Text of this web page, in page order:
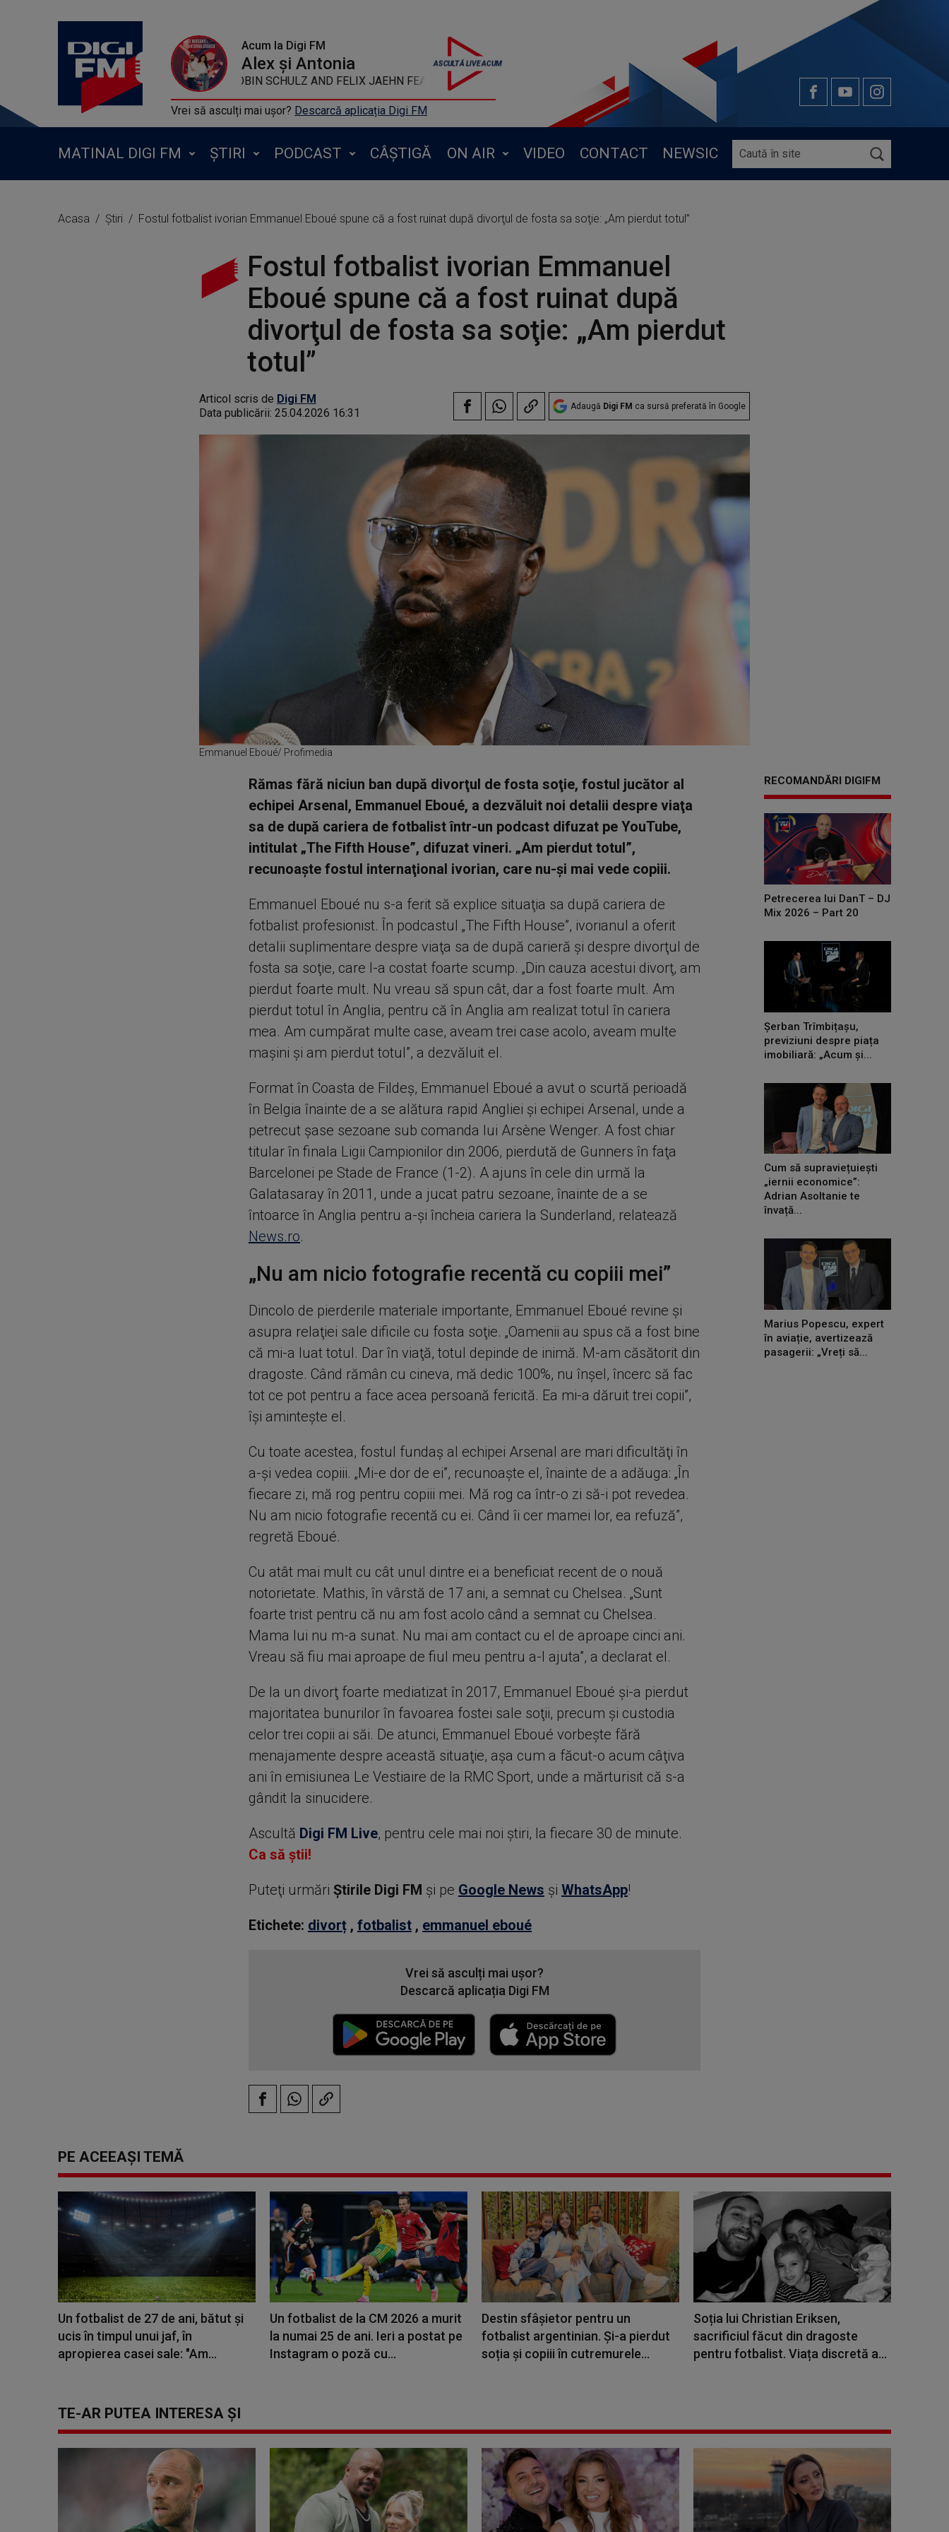
Acum la Digi FM
Alex și Antonia
ROBIN SCHULZ AND FELIX JAEHN FEAT ALIDA - One More Time
Vrei să asculți mai ușor? Descarcă aplicația Digi FM
MATINAL DIGI FM ȘTIRI PODCAST CÂȘTIGĂ ON AIR VIDEO CONTACT NEWSIC
Acasa Știri Fostul fotbalist ivorian Emmanuel Eboué spune că a fost ruinat după divorţul de fosta sa soţie: „Am pierdut totul”
Fostul fotbalist ivorian Emmanuel
Eboué spune că a fost ruinat după
divorţul de fosta sa soţie: „Am pierdut
totul”
Articol scris de Digi FM
Data publicării: 25.04.2026 16:31 Adaugă Digi FM ca sursă preferată în Google
Emmanuel Eboué/ Profimedia
Rămas fără niciun ban după divorţul de fosta soţie, fostul jucător al
echipei Arsenal, Emmanuel Eboué, a dezvăluit noi detalii despre viaţa
sa de după cariera de fotbalist într-un podcast difuzat pe YouTube,
intitulat „The Fifth House”, difuzat vineri. „Am pierdut totul”,
recunoaşte fostul internaţional ivorian, care nu-şi mai vede copiii.
Emmanuel Eboué nu s-a ferit să explice situaţia sa după cariera de
fotbalist profesionist. În podcastul „The Fifth House”, ivorianul a oferit
detalii suplimentare despre viaţa sa de după carieră şi despre divorţul de
fosta sa soţie, care l-a costat foarte scump. „Din cauza acestui divorţ, am
pierdut foarte mult. Nu vreau să spun cât, dar a fost foarte mult. Am
pierdut totul în Anglia, pentru că în Anglia am realizat totul în cariera
mea. Am cumpărat multe case, aveam trei case acolo, aveam multe
maşini şi am pierdut totul”, a dezvăluit el.
Format în Coasta de Fildeş, Emmanuel Eboué a avut o scurtă perioadă
în Belgia înainte de a se alătura rapid Angliei şi echipei Arsenal, unde a
petrecut şase sezoane sub comanda lui Arsène Wenger. A fost chiar
titular în finala Ligii Campionilor din 2006, pierdută de Gunners în faţa
Barcelonei pe Stade de France (1-2). A ajuns în cele din urmă la
Galatasaray în 2011, unde a jucat patru sezoane, înainte de a se
întoarce în Anglia pentru a-şi încheia cariera la Sunderland, relatează
News.ro.
„Nu am nicio fotografie recentă cu copiii mei”
Dincolo de pierderile materiale importante, Emmanuel Eboué revine şi
asupra relaţiei sale dificile cu fosta soţie. „Oamenii au spus că a fost bine
că mi-a luat totul. Dar în viaţă, totul depinde de inimă. M-am căsătorit din
dragoste. Când rămân cu cineva, mă dedic 100%, nu înşel, încerc să fac
tot ce pot pentru a face acea persoană fericită. Ea mi-a dăruit trei copii”,
îşi aminteşte el.
Cu toate acestea, fostul fundaş al echipei Arsenal are mari dificultăţi în
a-şi vedea copiii. „Mi-e dor de ei”, recunoaşte el, înainte de a adăuga: „În
fiecare zi, mă rog pentru copiii mei. Mă rog ca într-o zi să-i pot revedea.
Nu am nicio fotografie recentă cu ei. Când îi cer mamei lor, ea refuză”,
regretă Eboué.
Cu atât mai mult cu cât unul dintre ei a beneficiat recent de o nouă
notorietate. Mathis, în vârstă de 17 ani, a semnat cu Chelsea. „Sunt
foarte trist pentru că nu am fost acolo când a semnat cu Chelsea.
Mama lui nu m-a sunat. Nu mai am contact cu el de aproape cinci ani.
Vreau să fiu mai aproape de fiul meu pentru a-l ajuta”, a declarat el.
De la un divorţ foarte mediatizat în 2017, Emmanuel Eboué şi-a pierdut
majoritatea bunurilor în favoarea fostei sale soţii, precum şi custodia
celor trei copii ai săi. De atunci, Emmanuel Eboué vorbeşte fără
menajamente despre această situaţie, aşa cum a făcut-o acum câţiva
ani în emisiunea Le Vestiaire de la RMC Sport, unde a mărturisit că s-a
gândit la sinucidere.
Ascultă Digi FM Live, pentru cele mai noi știri, la fiecare 30 de minute.
Ca să știi!
Puteţi urmări Știrile Digi FM şi pe Google News şi WhatsApp!
Etichete: divorț, fotbalist, emmanuel eboué
Vrei să asculți mai ușor?
Descarcă aplicația Digi FM
RECOMANDĂRI DIGIFM
Petrecerea lui DanT – DJ
Mix 2026 – Part 20
Șerban Trîmbițașu,
previziuni despre piața
imobiliară: „Acum și...
Cum să supraviețuiești
„iernii economice”:
Adrian Asoltanie te
învață...
Marius Popescu, expert
în aviație, avertizează
pasagerii: „Vreți să...
PE ACEEAȘI TEMĂ
Un fotbalist de 27 de ani, bătut și
ucis în timpul unui jaf, în
apropierea casei sale: "Am...
Un fotbalist de la CM 2026 a murit
la numai 25 de ani. Ieri a postat pe
Instagram o poză cu...
Destin sfâșietor pentru un
fotbalist argentinian. Și-a pierdut
soția și copiii în cutremurele...
Soția lui Christian Eriksen,
sacrificiul făcut din dragoste
pentru fotbalist. Viața discretă a...
TE-AR PUTEA INTERESA ȘI